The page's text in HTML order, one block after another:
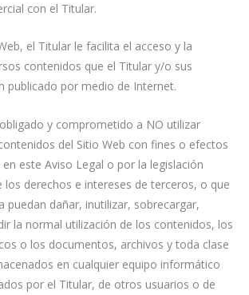
con el Titular.
el Titular le facilita el acceso y la
contenidos que el Titular y/o sus
publicado por medio de Internet.
y comprometido a NO utilizar
del Sitio Web con fines o efectos
este Aviso Legal o por la legislación
los derechos e intereses de terceros, o que
puedan dañar, inutilizar, sobrecargar,
la normal utilización de los contenidos, los
o los documentos, archivos y toda clase
en cualquier equipo informático
por el Titular, de otros usuarios o de